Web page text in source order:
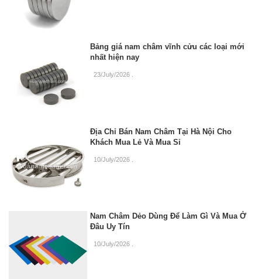
Bảng giá nam châm vĩnh cửu các loại mới
nhất hiện nay
23/July/2026
Địa Chỉ Bán Nam Châm Tại Hà Nội Cho
Khách Mua Lẻ Và Mua Sỉ
10/July/2026
Nam Châm Dẻo Dùng Để Làm Gì Và Mua Ở
Đâu Uy Tín
10/July/2026